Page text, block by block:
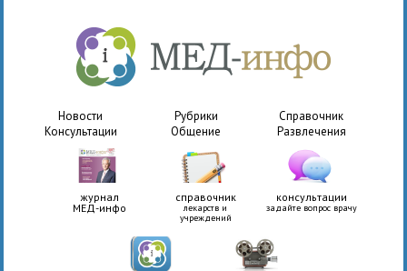
Новости Рубрики
Справочник
Консультации
Общение Развлечения
журнал
МЕД-инфо
справочник
лекарств и
учреждений
консультации
задайте вопрос врачу